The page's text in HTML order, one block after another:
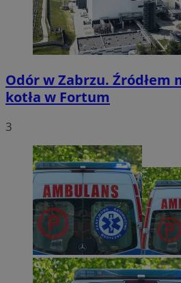
Odór w Zabrzu. Źródłem
kotła w Fortum
3